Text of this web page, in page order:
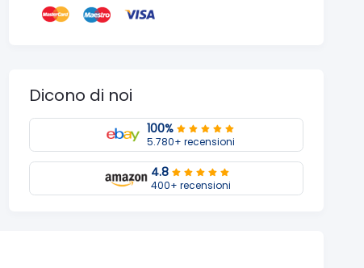
Dicono di noi
100%
5.780+ recensioni
4.8
400+ recensioni